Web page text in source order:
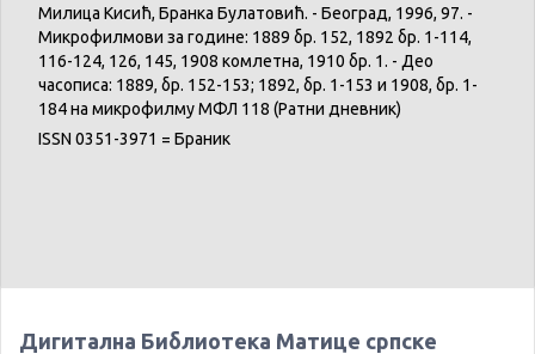
Милица Кисић, Бранка Булатовић. - Београд, 1996, 97. -
Микрофилмови за године: 1889 бр. 152, 1892 бр. 1-114,
116-124, 126, 145, 1908 комлетна, 1910 бр. 1. - Део
часописа: 1889, бр. 152-153; 1892, бр. 1-153 и 1908, бр. 1-
184 на микрофилму МФЛ 118 (Ратни дневник)
ISSN 0351-3971 = Браник
Дигитална Библиотека Матице српске